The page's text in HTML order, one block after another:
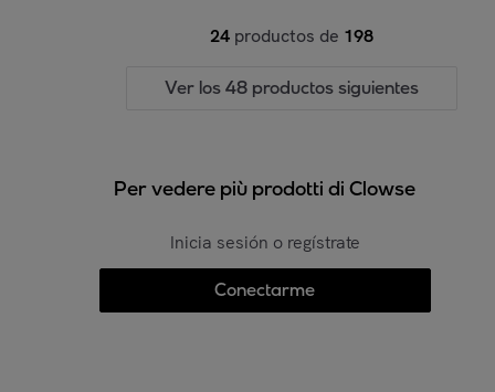
24 productos de 198
Ver los 48 productos siguientes
Per vedere più prodotti di Clowse
Inicia sesión o regístrate
Conectarme